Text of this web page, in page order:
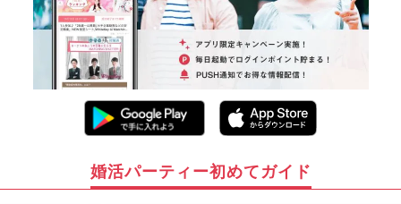
婚活パーティー初めてガイド